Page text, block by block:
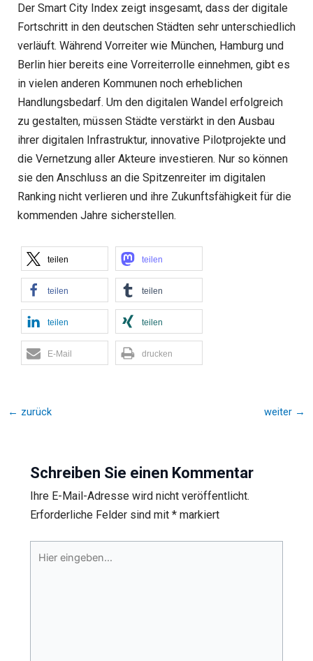
Der Smart City Index zeigt insgesamt, dass der digitale
Fortschritt in den deutschen Städten sehr unterschiedlich
verläuft. Während Vorreiter wie München, Hamburg und
Berlin hier bereits eine Vorreiterrolle einnehmen, gibt es
in vielen anderen Kommunen noch erheblichen
Handlungsbedarf. Um den digitalen Wandel erfolgreich
zu gestalten, müssen Städte verstärkt in den Ausbau
ihrer digitalen Infrastruktur, innovative Pilotprojekte und
die Vernetzung aller Akteure investieren. Nur so können
sie den Anschluss an die Spitzenreiter im digitalen
Ranking nicht verlieren und ihre Zukunftsfähigkeit für die
kommenden Jahre sicherstellen.
teilen teilen
teilen teilen
teilen teilen
E-Mail drucken
← zurück weiter →
Schreiben Sie einen Kommentar
Ihre E-Mail-Adresse wird nicht veröffentlicht.
Erforderliche Felder sind mit *markiert